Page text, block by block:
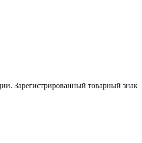
Зарегистрированный товарный знак